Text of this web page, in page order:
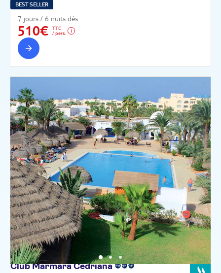
BEST SELLER
7 jours / 6 nuits dès
510€
TTC
/ pers.
Club MarmaraCedriana